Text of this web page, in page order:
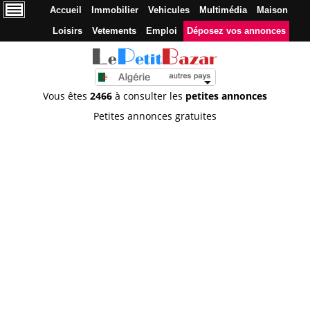
Accueil Immobilier Vehicules Multimédia
Maison
Loisirs
Vetements Emploi Déposez vos annonces
Vous êtes 2466 à consulter les petites annonces
Petites annonces gratuites